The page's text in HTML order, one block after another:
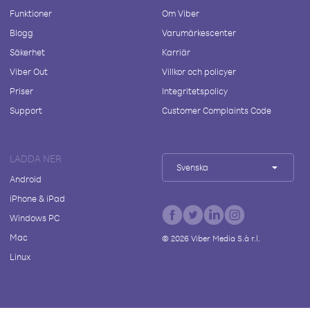
Funktioner
Blogg
Säkerhet
Viber Out
Priser
Support
Om Viber
Varumärkescenter
Karriär
Villkor och policyer
Integritetspolicy
Customer Complaints Code
LADDA NER
Android
iPhone & iPad
Windows PC
Mac
Linux
Svenska
© 2026Viber Media S.à r.l.